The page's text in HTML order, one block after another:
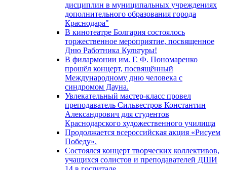
дисциплин в муниципальных учреждениях
дополнительного образования города
Краснодара"
В кинотеатре Болгария состоялось
торжественное мероприятие, посвященное
Дню Работника Культуры!
В филармонии им. Г. Ф. Пономаренко
прошёл концерт, посвящённый
Международному дню человека с
синдромом Дауна.
Увлекательный мастер-класс провел
преподаватель Сильвестров Константин
Александрович для студентов
Краснодарского художественного училища
Продолжается всероссийская акция «Рисуем
Победу».
Состоялся концерт творческих коллективов,
учащихся солистов и преподавателей ДШИ